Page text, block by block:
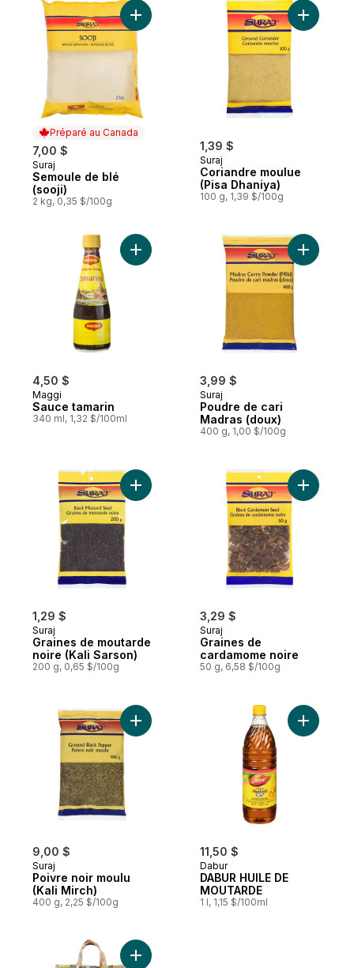
Préparé au Canada
7,00 $
Préparé au Canada
Suraj
Semoule de blé
(sooji)
2 kg, 0,35 $/100g
Ajouter Semoule de blé (sooji) au panier
1,39 $
Suraj
Coriandre moulue
(Pisa Dhaniya)
100 g, 1,39 $/100g
Ajouter
4,50 $
Maggi
Sauce tamarin
340 ml, 1,32 $/100ml
Ajouter Sauce tamarin au panier
3,99 $
Suraj
Poudre de cari
Madras (doux)
400 g, 1,00 $/100g
Ajouter
1,29 $
Suraj
Graines de moutarde
noire (Kali Sarson)
200 g, 0,65 $/100g
Ajouter Graines de moutarde noire (Kali
3,29 $
Suraj
Graines de
cardamome noire
50 g, 6,58 $/100g
Ajouter
9,00 $
Suraj
Poivre noir moulu
(Kali Mirch)
400 g, 2,25 $/100g
Ajouter Poivre noir moulu (Kali Mirch) au
11,50 $
Dabur
DABUR HUILE DE
MOUTARDE
1 l, 1,15 $/100ml
Ajouter
Ajouter Riz basmati Priya au panier